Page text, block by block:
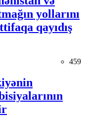
yollarını
qayıdış
459